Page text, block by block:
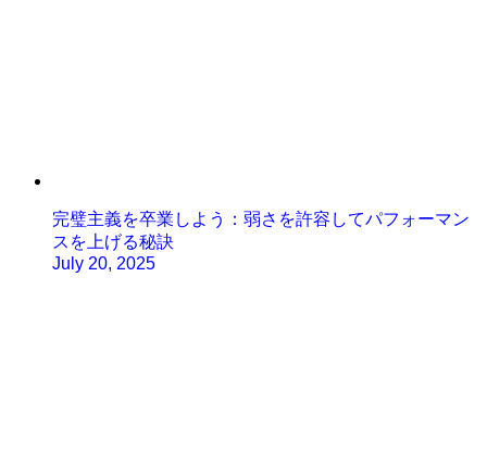
完璧主義を卒業しよう：弱さを許容してパフォーマン
スを上げる秘訣
July 20, 2025